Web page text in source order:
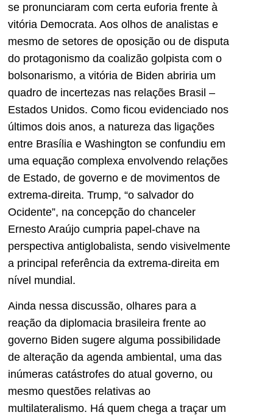
se pronunciaram com certa euforia frente à
vitória Democrata. Aos olhos de analistas e
mesmo de setores de oposição ou de disputa
do protagonismo da coalizão golpista com o
bolsonarismo, a vitória de Biden abriria um
quadro de incertezas nas relações Brasil –
Estados Unidos. Como ficou evidenciado nos
últimos dois anos, a natureza das ligações
entre Brasília e Washington se confundiu em
uma equação complexa envolvendo relações
de Estado, de governo e de movimentos de
extrema-direita. Trump, “o salvador do
Ocidente”, na concepção do chanceler
Ernesto Araújo cumpria papel-chave na
perspectiva antiglobalista, sendo visivelmente
a principal referência da extrema-direita em
nível mundial.
Ainda nessa discussão, olhares para a
reação da diplomacia brasileira frente ao
governo Biden sugere alguma possibilidade
de alteração da agenda ambiental, uma das
inúmeras catástrofes do atual governo, ou
mesmo questões relativas ao
multilateralismo. Há quem chega a traçar um